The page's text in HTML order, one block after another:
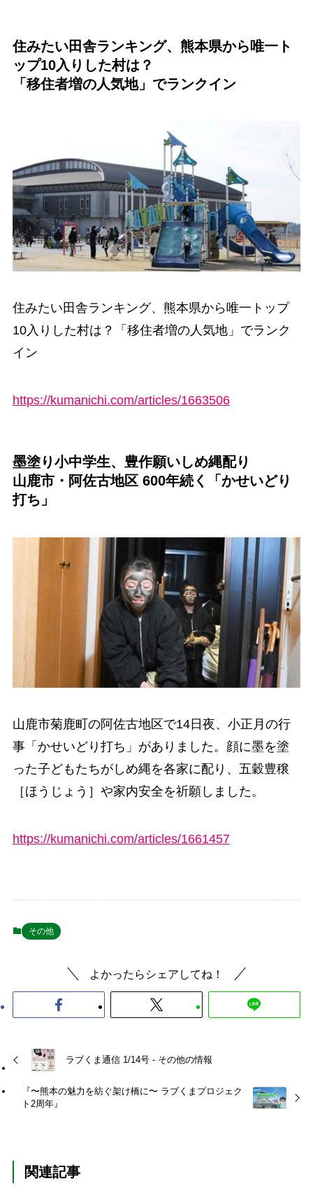
住みたい田舎ランキング、熊本県から唯一ト
ップ10入りした村は？
「移住者増の人気地」でランクイン
住みたい田舎ランキング、熊本県から唯一トップ
10入りした村は？「移住者増の人気地」でランク
イン
https://kumanichi.com/articles/1663506
墨塗り小中学生、豊作願いしめ縄配り
山鹿市・阿佐古地区 600年続く「かせいどり
打ち」
山鹿市菊鹿町の阿佐古地区で14日夜、小正月の行
事「かせいどり打ち」がありました。顔に墨を塗
った子どもたちがしめ縄を各家に配り、五穀豊穣
［ほうじょう］や家内安全を祈願しました。
https://kumanichi.com/articles/1661457
その他
よかったらシェアしてね！
ラブくま通信 1/14号 - その他の情報
『〜熊本の魅力を紡ぐ架け橋に〜 ラブくまプロジェク
ト2周年』
関連記事